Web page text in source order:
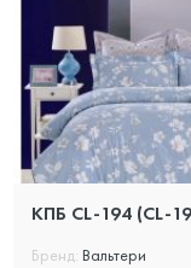
КПБ CL-194 (CL-
Бренд: Вальтери